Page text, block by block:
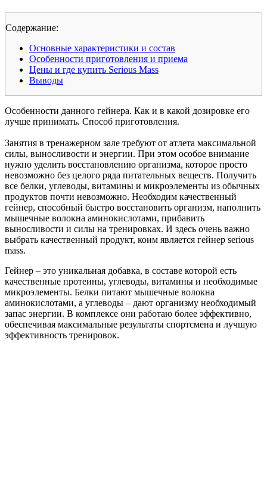
Cодержание:
Основные характеристики и состав
Особенности приготовления и приема
Цены и где купить Serious Mass
Выводы
Особенности данного гейнера. Как и в какой дозировке его
лучше принимать. Способ приготовления.
Занятия в тренажерном зале требуют от атлета максимальной
силы, выносливости и энергии. При этом особое внимание
нужно уделить восстановлению организма, которое просто
невозможно без целого ряда питательных веществ. Получить
все белки, углеводы, витамины и микроэлементы из обычных
продуктов почти невозможно. Необходим качественный
гейнер, способный быстро восстановить организм, наполнить
мышечные волокна аминокислотами, прибавить
выносливости и силы на тренировках. И здесь очень важно
выбрать качественный продукт, коим является гейнер serious
mass.
Гейнер – это уникальная добавка, в составе которой есть
качественные протеины, углеводы, витамины и необходимые
микроэлементы. Белки питают мышечные волокна
аминокислотами, а углеводы – дают организму необходимый
запас энергии. В комплексе они работаю более эффективно,
обеспечивая максимальные результаты спортсмена и лучшую
эффективность тренировок.